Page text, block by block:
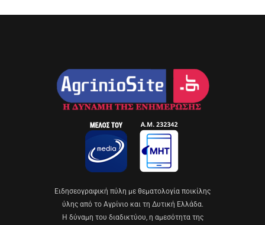
Eιδησεογραφική πύλη με θεματολογία ποικίλης
ύλης από το Αγρίνιο και τη Δυτική Ελλάδα.
Η δύναμη του διαδικτύου, η αμεσότητα της